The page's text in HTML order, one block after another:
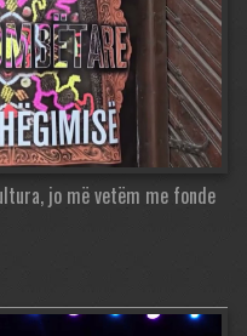
jo më vetëm me fonde